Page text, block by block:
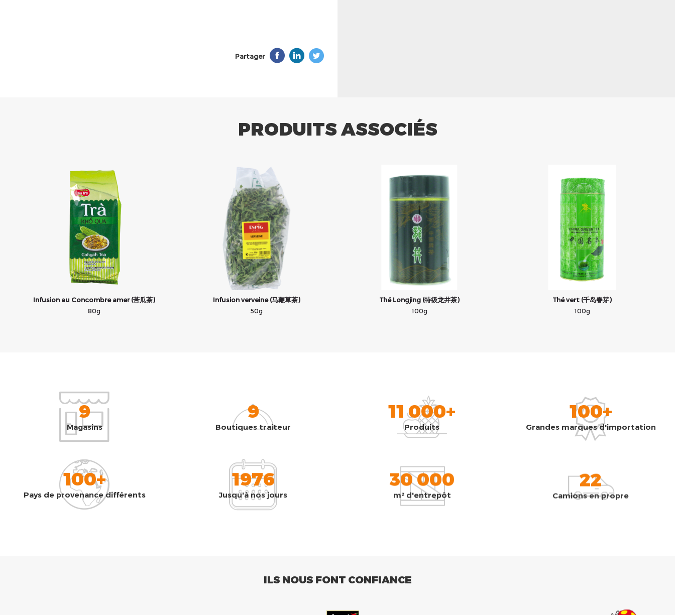
Partager
PRODUITS ASSOCIÉS
Infusion au Concombre amer (苦瓜茶)
80g
Infusion verveine (马鞭草茶)
50g
Thé Longjing (特级龙井茶)
100g
Thé vert (千岛春芽)
100g
9
Magasins
9
Boutiques traiteur
11 000+
Produits
100+
Grandes marques d'importation
100+
Pays de provenance différents
1976
Jusqu'à nos jours
30 000
m² d'entrepôt
22
Camions en propre
ILS NOUS FONT CONFIANCE